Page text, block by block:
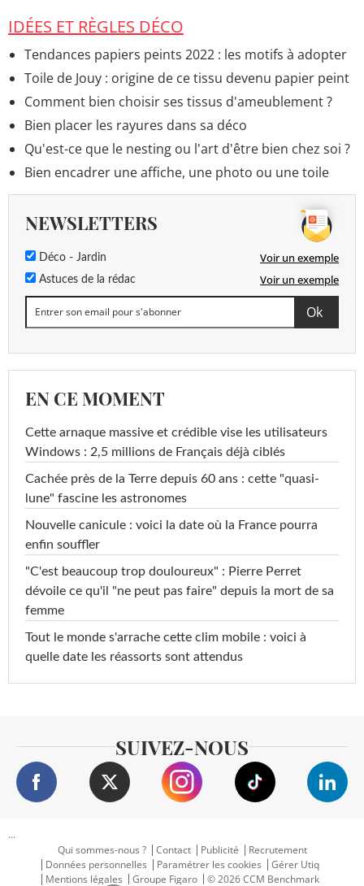
IDÉES ET RÈGLES DÉCO
Tendances papiers peints 2022 : les motifs à adopter
Toile de Jouy : origine de ce tissu devenu papier peint
Comment bien choisir ses tissus d'ameublement ?
Bien placer les rayures dans sa déco
Qu'est-ce que le nesting ou l'art d'être bien chez soi ?
Bien encadrer une affiche, une photo ou une toile
NEWSLETTERS
Déco - Jardin Voir un exemple
Astuces de la rédac Voir un exemple
EN CE MOMENT
Cette arnaque massive et crédible vise les utilisateurs
Windows : 2,5 millions de Français déjà ciblés
Cachée près de la Terre depuis 60 ans : cette "quasi-
lune" fascine les astronomes
Nouvelle canicule : voici la date où la France pourra
enfin souffler
"C'est beaucoup trop douloureux" : Pierre Perret
dévoile ce qu'il "ne peut pas faire" depuis la mort de sa
femme
Tout le monde s'arrache cette clim mobile : voici à
quelle date les réassorts sont attendus
SUIVEZ-NOUS
...
Qui sommes-nous ?
Contact Publicité
Recrutement
Données personnelles
Paramétrer les cookies
Gérer Utiq
Mentions légales
Groupe Figaro © 2026 CCM Benchmark